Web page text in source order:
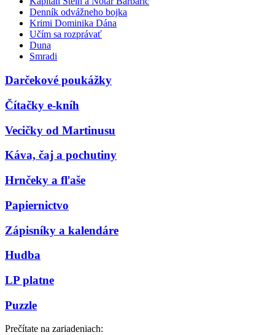
Denník odvážneho bojka
Krimi Dominika Dána
Učím sa rozprávať
Duna
Smradi
Darčekové poukážky
Čítačky e-kníh
Vecičky od Martinusu
Káva, čaj a pochutiny
Hrnčeky a fľaše
Papiernictvo
Zápisníky a kalendáre
Hudba
LP platne
Puzzle
Prečítate na zariadeniach: